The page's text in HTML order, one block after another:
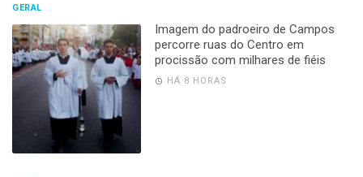
GERAL
Imagem do padroeiro de Campos
percorre ruas do Centro em
procissão com milhares de fiéis
HÁ 8 HORAS